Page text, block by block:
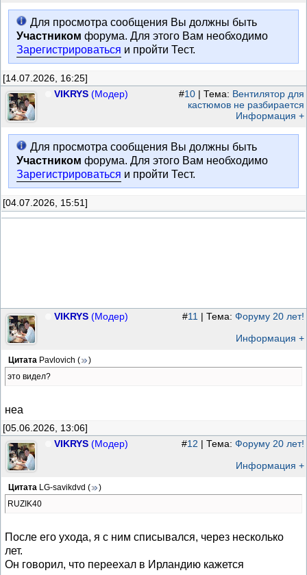
Для просмотра сообщения Вы должны быть
Участником форума. Для этого Вам необходимо
Зарегистрироваться и пройти Тест.
[14.07.2026, 16:25]
VIKRYS (Модер) #10 | Тема: Вентилятор для
кастюмов не разбирается
Информация +
Для просмотра сообщения Вы должны быть
Участником форума. Для этого Вам необходимо
Зарегистрироваться и пройти Тест.
[04.07.2026, 15:51]
VIKRYS (Модер) #11 | Тема: Форуму 20 лет!
Информация +
Цитата Pavlovich (
)
это видел?
неа
[05.06.2026, 13:06]
VIKRYS (Модер) #12 | Тема: Форуму 20 лет!
Информация +
Цитата LG-savikdvd (
)
RUZIK40
После его ухода, я с ним списывался, через несколько
лет.
Он говорил, что переехал в Ирландию кажется